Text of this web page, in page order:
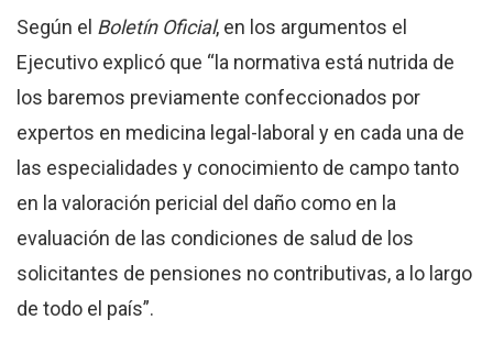
Según el Boletín Oficial, en los argumentos el
Ejecutivo explicó que “la normativa está nutrida de
los baremos previamente confeccionados por
expertos en medicina legal-laboral y en cada una de
las especialidades y conocimiento de campo tanto
en la valoración pericial del daño como en la
evaluación de las condiciones de salud de los
solicitantes de pensiones no contributivas, a lo largo
de todo el país”.